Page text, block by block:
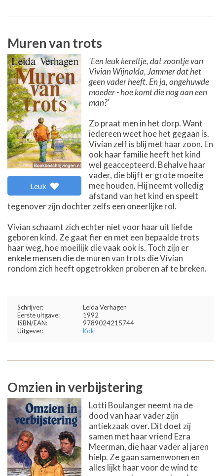
Muren van trots
Leuk
'Een leuk kereltje, dat zoontje van
Vivian Wijnalda, Jammer dat het
geen vader heeft. En ja, ongehuwde
moeder - hoe komt die nog aan een
man?'
Zo praat men in het dorp. Want
iedereen weet hoe het gegaan is.
Vivian zelf is blij met haar zoon. En
ook haar familie heeft het kind
wel geaccepteerd. Behalve haar
vader, die blijft er grote moeite
mee houden. Hij neemt volledig
afstand van het kind en speelt
tegenover zijn dochter zelfs een oneerlijke rol.
Vivian schaamt zich echter niet voor haar uit liefde
geboren kind. Ze gaat fier en met een bepaalde trots
haar weg, hoe moeilijk die vaak ook is. Toch zijn er
enkele mensen die de muren van trots die Vivian
rondom zich heeft opgetrokken proberen af te breken.
Schrijver:
Leida Verhagen
Eerste uitgave:
1992
ISBN/EAN:
9789024215744
Uitgever:
Kok
Omzien in verbijstering
Lotti Boulanger neemt na de
dood van haar vader zijn
antiekzaak over. Dit doet zij
samen met haar vriend Ezra
Meerman, die haar vader al jaren
hielp. Ze gaan samenwonen en
alles lijkt haar voor de wind te